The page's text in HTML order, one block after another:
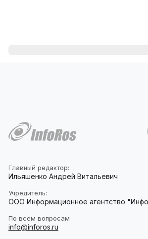
Главный редактор:
Ильяшенко Андрей Витальевич
Учредитель:
ООО Информационное агентство
По всем вопросам
info@inforos.ru